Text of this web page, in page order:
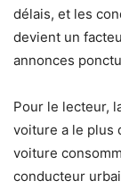
délais, et les
devient un
annonces
Pour le lecteur,
voiture a le plus
voiture
conducteur